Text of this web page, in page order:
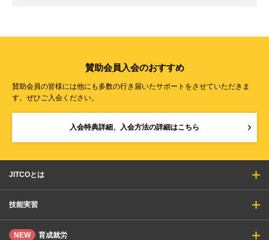
賛助会員入会のおすすめ
賛助会員の皆様には他にも多数の行き届いたサポートをさせていただきま
す。ぜひご入会ください。
入会特典詳細、入会方法の詳細はこちら
JITCOとは
技能実習
NEW 育成就労